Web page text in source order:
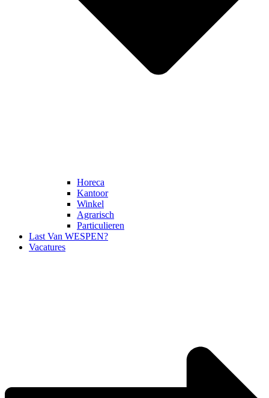
Horeca
Kantoor
Winkel
Agrarisch
Particulieren
Last Van WESPEN?
Vacatures